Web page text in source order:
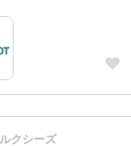
クシーズ